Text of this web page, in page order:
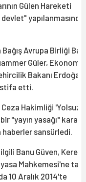
Gülen Hareketi
yapılanmasında
Avrupa Birliği
Güler, Ekonomi
Bakanı Erdoğan
etti.
Ceza Hakimliği
"yayın yasağı" kararı
haberler sansürledi.
Banu Güven, Kerem
Mahkemesi'ne
10 Aralık 2014'te